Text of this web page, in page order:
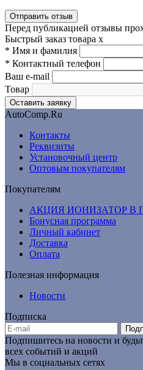
Перед публикацией отзывы
Быстрый заказ товара x
* Имя и фамилия
* Контактный телефон
Ваш e-mail
Товар
AutoComp.Ru
Контакты
Реквизиты
Установочный центр
Оптовым покупателям
Покупателям
АКЦИЯ ИОНИЗАТОР В
Бонусная программа
Личный кабинет
Доставка
Оплата
Полезная информация
Новости
Подписка
Подпишитесь на новости и
всех событий и акций
Мы в социальных сетях